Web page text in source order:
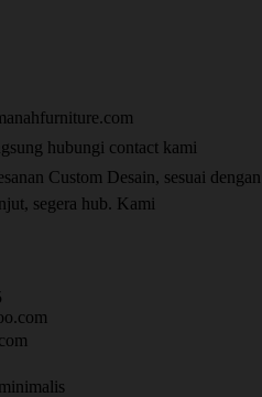
hubungi contact kami
Custom Desain, sesuai dengan
segera hub. Kami